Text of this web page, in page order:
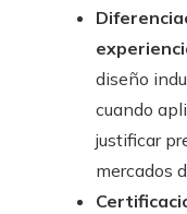
diseño
cuando
justificar
mercados